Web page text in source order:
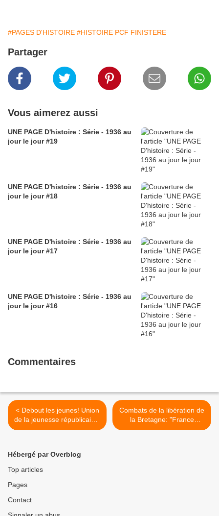
#PAGES D'HISTOIRE #HISTOIRE PCF FINISTERE
Partager
Vous aimerez aussi
UNE PAGE D'histoire : Série - 1936 au
jour le jour #19
UNE PAGE D'histoire : Série - 1936 au
jour le jour #18
UNE PAGE D'histoire : Série - 1936 au
jour le jour #17
UNE PAGE D'histoire : Série - 1936 au
jour le jour #16
Commentaires
< Debout les jeunes! Union
de la jeunesse républicaine:
une organisation
(archives Pierre Le Rose)
Combats de la libération de
la Bretagne: "France
d'abord", édition bretonne
Hébergé par Overblog
Top articles
Pages
Contact